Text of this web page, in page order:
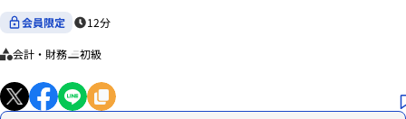
会員限定 12分
会計・財務 初級